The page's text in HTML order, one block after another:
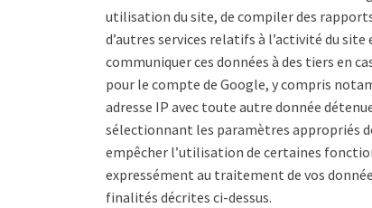
utilisation du site, de compiler des
d’autres services relatifs à l’activité du
communiquer ces données à des tiers en
pour le compte de Google, y compris
adresse IP avec toute autre donnée
sélectionnant les paramètres appropriés
empêcher l’utilisation de certaines
expressément au traitement de vos
finalités décrites ci-dessus.